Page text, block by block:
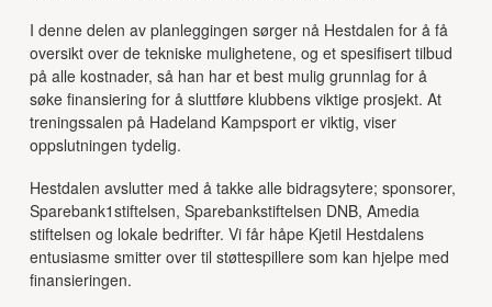
I denne delen av planleggingen sørger nå Hestdalen for å få
oversikt over de tekniske mulighetene, og et spesifisert tilbud
på alle kostnader, så han har et best mulig grunnlag for å
søke finansiering for å sluttføre klubbens viktige prosjekt. At
treningssalen på Hadeland Kampsport er viktig, viser
oppslutningen tydelig.
Hestdalen avslutter med å takke alle bidragsytere; sponsorer,
Sparebank1stiftelsen, Sparebankstiftelsen DNB, Amedia
stiftelsen og lokale bedrifter. Vi får håpe Kjetil Hestdalens
entusiasme smitter over til støttespillere som kan hjelpe med
finansieringen.